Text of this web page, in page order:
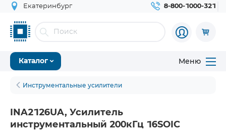
Екатеринбург 8-800-1000-321
Каталог Меню
Инструментальные усилители
INA2126UA, Усилитель
инструментальный 200кГц 16SOIC